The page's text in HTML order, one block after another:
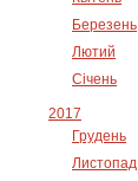
Березень
Лютий
Січень
2017
Грудень
Листопад